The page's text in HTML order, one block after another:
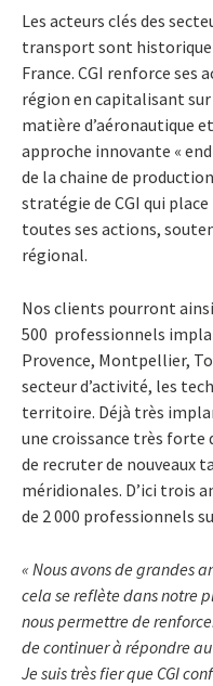
Les acteurs clés des
transport sont
France. CGI renforce ses
région en capitalisant
matière d’aéronautique
approche innovante «
de la chaine de
stratégie de CGI qui
toutes ses actions,
régional.
Nos clients pourront
500 professionnels
Provence, Montpellier,
secteur d’activité, les
territoire. Déjà très
une croissance très
de recruter de nouveaux
méridionales. D’ici trois
de 2 000 professionnels
« Nous avons de grandes
cela se reflète dans notre
nous permettre de
de continuer à répondre
Je suis très fier que CGI